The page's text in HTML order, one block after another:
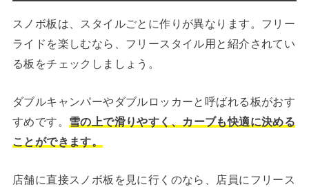
スノボ板は、スタイルごとに作りが異なります。フリー
ライドを楽しむなら、フリースタイル用と紹介されてい
る板をチェックしましょう。
ダブルキャンパーやダブルロッカーと呼ばれる板がおす
すめです。 雪の上で滑りやすく、カーブも快適に決める
ことができます。
店舗に直接スノボ板を見に行くのなら、店員にフリース